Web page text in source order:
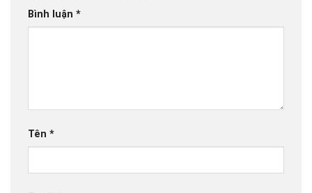
Bình luận *
Tên *